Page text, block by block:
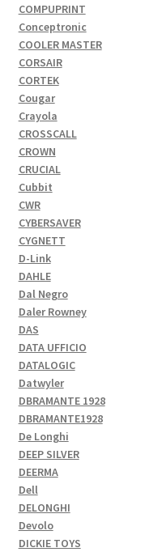
COMPUPRINT
Conceptronic
COOLER MASTER
CORSAIR
CORTEK
Cougar
Crayola
CROSSCALL
CROWN
CRUCIAL
Cubbit
CWR
CYBERSAVER
CYGNETT
D-Link
DAHLE
Dal Negro
Daler Rowney
DAS
DATA UFFICIO
DATALOGIC
Datwyler
DBRAMANTE 1928
DBRAMANTE1928
De Longhi
DEEP SILVER
DEERMA
Dell
DELONGHI
Devolo
DICKIE TOYS